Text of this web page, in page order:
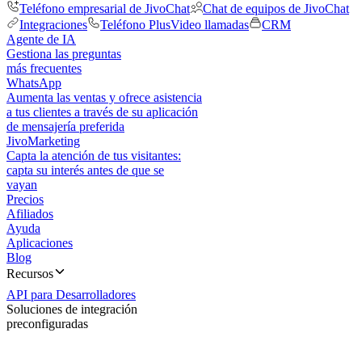
Teléfono empresarial de JivoChat
Chat de equipos de JivoChat
Integraciones
Teléfono PlusVideo llamadas
CRM
Agente de IA
Gestiona las preguntas
más frecuentes
WhatsApp
Aumenta las ventas y ofrece asistencia
a tus clientes a través de su aplicación
de mensajería preferida
JivoMarketing
Capta la atención de tus visitantes:
capta su interés antes de que se
vayan
Precios
Afiliados
Ayuda
Aplicaciones
Blog
Recursos
API para Desarrolladores
Soluciones de integración
preconfiguradas